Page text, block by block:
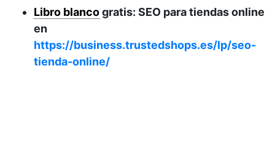
Libro blancogratis: SEO para tiendas online
en
https://business.trustedshops.es/lp/seo-
tienda-online/